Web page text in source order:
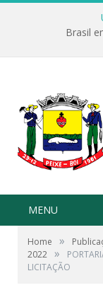
Brasil
MENU
Home »
2022 »
LICITAÇÃO